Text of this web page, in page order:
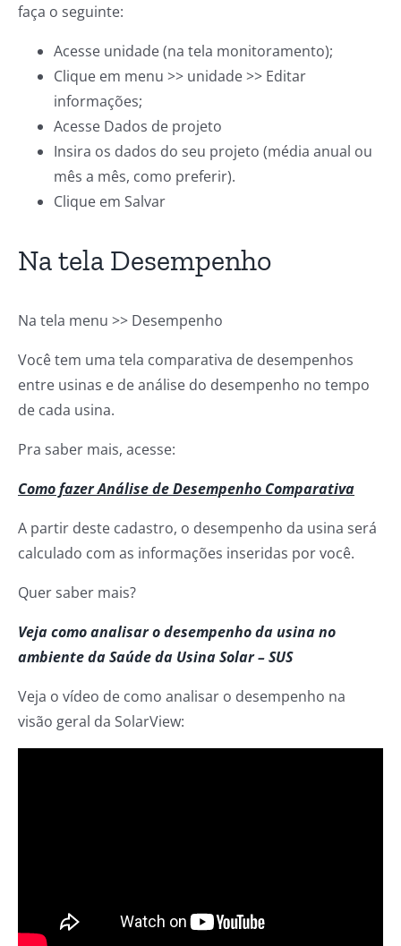
faça o seguinte:
Acesse unidade (na tela monitoramento);
Clique em menu >> unidade >> Editar
informações;
Acesse Dados de projeto
Insira os dados do seu projeto (média anual ou
mês a mês, como preferir).
Clique em Salvar
Na tela Desempenho
Na tela menu >> Desempenho
Você tem uma tela comparativa de desempenhos
entre usinas e de análise do desempenho no tempo
de cada usina.
Pra saber mais, acesse:
Como fazer Análise de Desempenho Comparativa
A partir deste cadastro, o desempenho da usina será
calculado com as informações inseridas por você.
Quer saber mais?
Veja como analisar o desempenho da usina no
ambiente da Saúde da Usina Solar – SUS
Veja o vídeo de como analisar o desempenho na
visão geral da SolarView: